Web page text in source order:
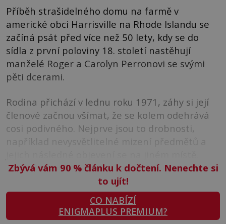
Příběh strašidelného domu na farmě v
americké obci Harrisville na Rhode Islandu se
začíná psát před více než 50 lety, kdy se do
sídla z první poloviny 18. století nastěhují
manželé Roger a Carolyn Perronovi se svými
pěti dcerami.
Rodina přichází v lednu roku 1971, záhy si její
členové začnou všímat, že se kolem odehrává
cosi podivného. Nejprve jsou to drobnosti,
například nevysvětlitelné mizení předmětů a
Zbývá vám 90 %článku k dočtení. Nenechte si
to ujít!
CO NABÍZÍ
ENIGMAPLUS PREMIUM?